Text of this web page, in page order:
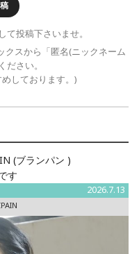
して投稿下さいませ。
スから「匿名(ニックネーム
ださい。
しております。)
(ブランパン )
す
2026.7.13